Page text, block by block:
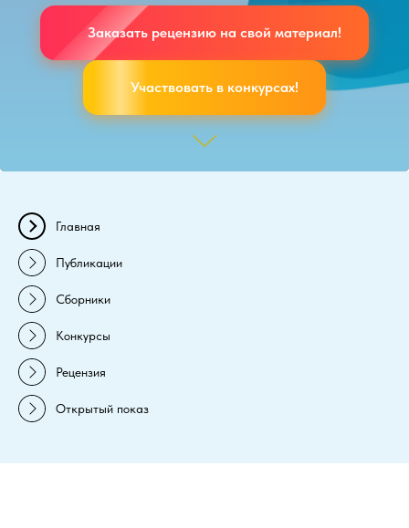
Заказать рецензию на свой материал!
Участвовать в конкурсах!
Главная
Публикации
Сборники
Конкурсы
Рецензия
Открытый показ